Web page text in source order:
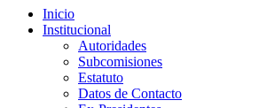
Inicio
Institucional
Autoridades
Subcomisiones
Estatuto
Datos de Contacto